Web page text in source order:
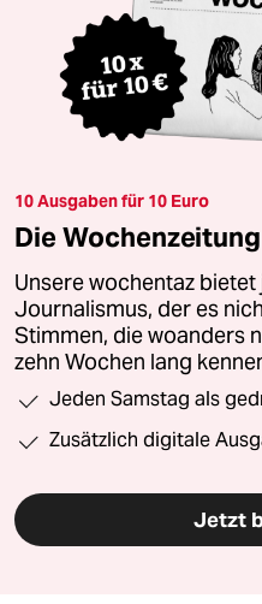
10 Ausgaben für 10 Euro
Die
Unsere wochentaz
Journalismus, der es
Stimmen, die woanders
zehn Wochen lang
Jeden Samstag als
Zusätzlich digitale
Jetzt